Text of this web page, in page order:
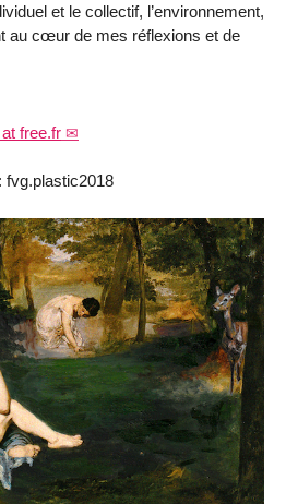
et le collectif, l’environnement,
au cœur de mes réflexions et de
free.fr
fvg.plastic2018